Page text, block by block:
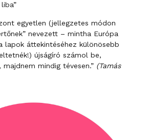
egyetlen (jellegzetes módon
nevezett – mintha Európa
lapok áttekintéséhez különösebb
újságíró számol be,
mindig tévesen.” (Tamás